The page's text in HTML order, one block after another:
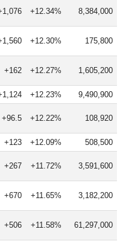
+12.34% 8,384,000
+12.30% 175,800
+162 +12.27% 1,605,200
+12.23% 9,490,900
+96.5 +12.22% 108,920
+123 +12.09% 508,500
+267 +11.72% 3,591,600
+670 +11.65% 3,182,200
+506 +11.58% 61,297,000